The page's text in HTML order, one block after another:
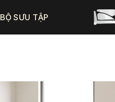
BỘ SƯU TẬP